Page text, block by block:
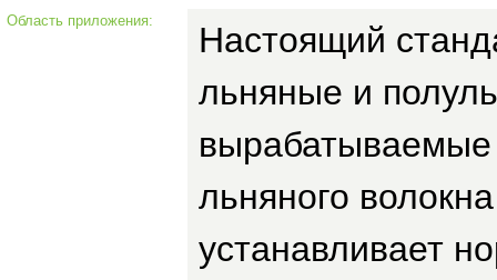
Область приложения:
Настоящий
льняные и
вырабатываемые
льняного
устанавливает